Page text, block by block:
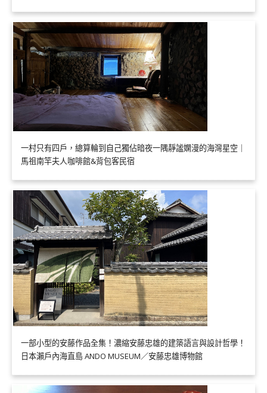
一村只有四戶，總算輪到自己獨佔暗夜一隅靜謐嫻漫的海灣星空｜
馬祖南竿夫人咖啡館&背包客民宿
一部小型的安藤作品全集！濃縮安藤忠雄的建築語言與設計哲學！
日本瀨戶內海直島 ANDO MUSEUM／安藤忠雄博物館